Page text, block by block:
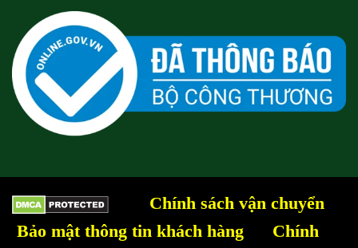
Chính sách vận chuyển
Bảo mật thông tin khách hàng
Chính